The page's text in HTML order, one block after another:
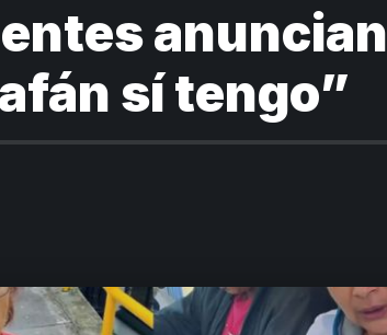
anuncian
sí tengo”